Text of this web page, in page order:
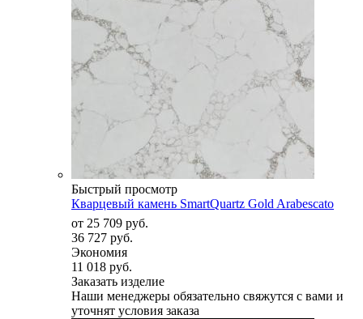
Быстрый просмотр
Кварцевый камень SmartQuartz Gold Arabescato
от 25 709 руб.
36 727 руб.
Экономия
11 018 руб.
Заказать изделие
Наши менеджеры обязательно свяжутся с вами и
уточнят условия заказа